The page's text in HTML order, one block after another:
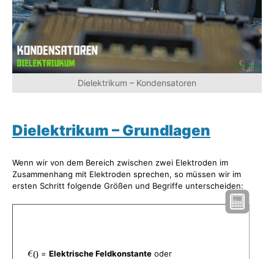
Dielektrikum – Kondensatoren
Dielektrikum – Grundlagen
Wenn wir von dem Bereich zwischen zwei Elektroden im
Zusammenhang mit Elektroden sprechen, so müssen wir im
ersten Schritt folgende Größen und Begriffe unterscheiden:
= Elektrische Feldkonstante oder